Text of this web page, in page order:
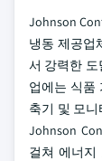
Johnson
냉동 제공업
서 강력한
업에는 식품
축기 및 모
Johnson
걸쳐 에너지